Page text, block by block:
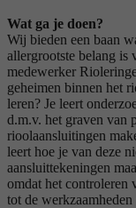
Wat ga je doen?
Wij bieden een baan
allergrootste belang is
medewerker
geheimen binnen het
leren? Je leert
d.m.v. het graven van
rioolaansluitingen
leert hoe je van deze
aansluittekeningen
omdat het controleren
tot de